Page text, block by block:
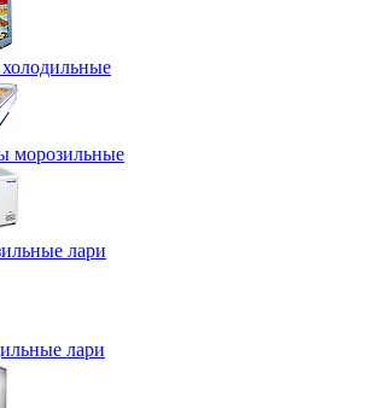
морозильные
лари
лари